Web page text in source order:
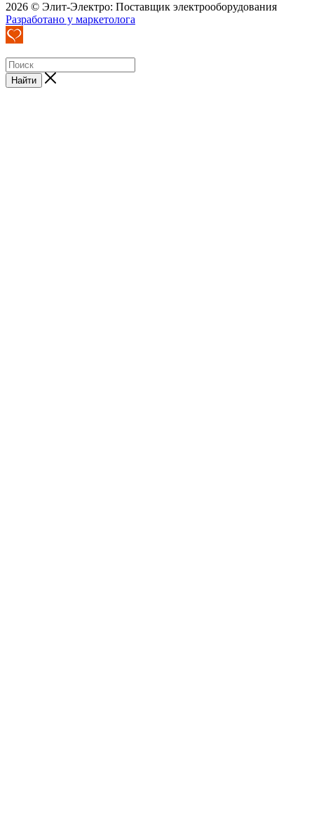
2026 © Элит-Электро: Поставщик электрооборудования
Разработано у маркетолога
Найти